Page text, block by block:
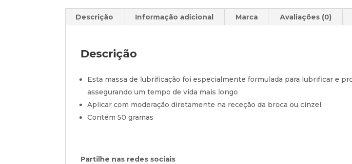
Descrição Informação adicional Marca Avaliações (0)
Descrição
Esta massa de lubrificação foi especialmente formulada para lubrificar e
assegurando um tempo de vida mais longo
Aplicar com moderação diretamente na receção da broca ou cinzel
Contém 50 gramas
Partilhe nas redes sociais